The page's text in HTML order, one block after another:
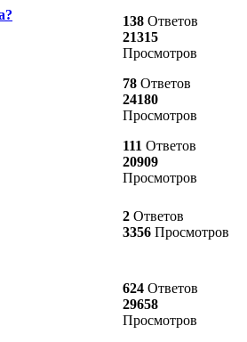
138 Ответов
21315
Просмотров
78 Ответов
24180
Просмотров
111 Ответов
20909
Просмотров
2 Ответов
3356 Просмотров
624 Ответов
29658
Просмотров